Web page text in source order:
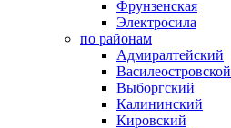
Фрунзенская
Электросила
по районам
Адмиралтейский
Василеостровской
Выборгский
Калининский
Кировский